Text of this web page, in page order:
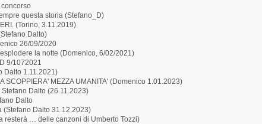
questa storia (Stefano_D)
(Torino, 3.11.2019)
Dalto)
26/09/2020
la notte (Domenico, 6/02/2021)
9/1072021
Dalto 1.11.2021)
SCOPPIERA' MEZZA UMANITA' (Domenico 1.01.2023)
Dalto (26.11.2023)
Dalto
(Stefano Dalto 31.12.2023)
resterà … delle canzoni di Umberto Tozzi)